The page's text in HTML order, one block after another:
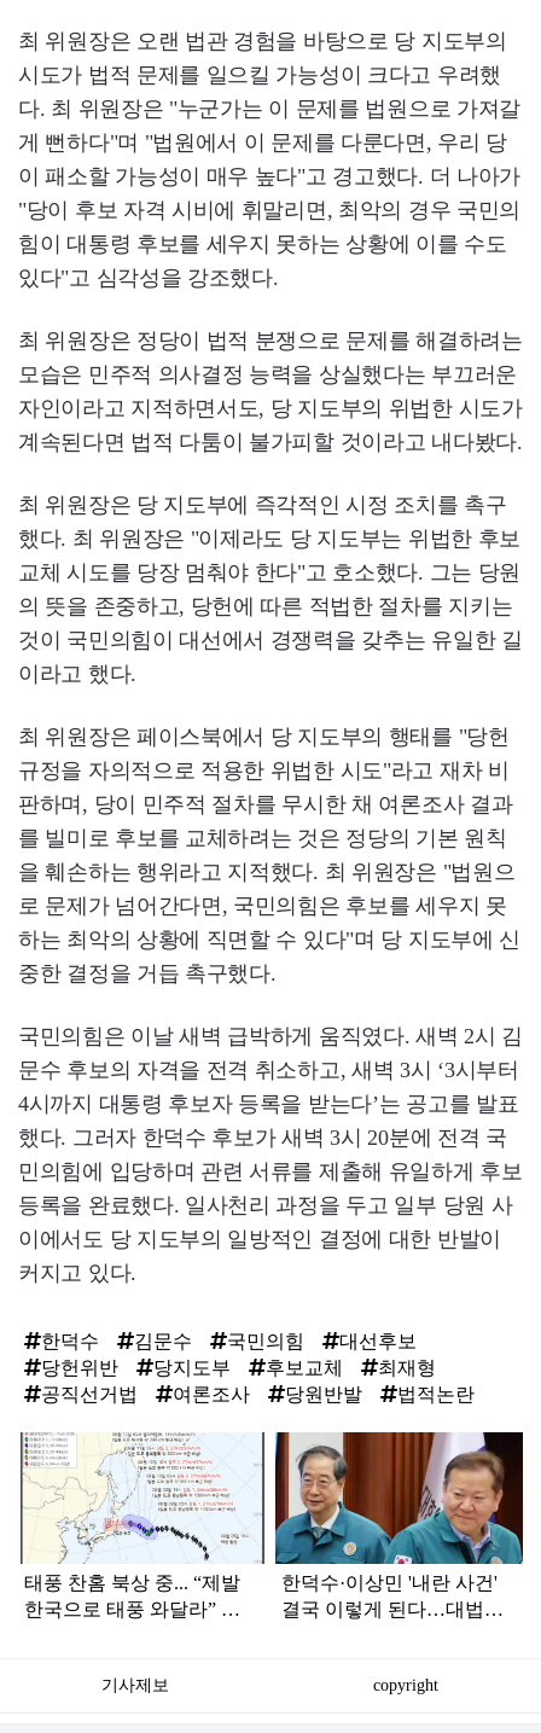
최 위원장은 오랜 법관 경험을 바탕으로 당 지도부의
시도가 법적 문제를 일으킬 가능성이 크다고 우려했
다. 최 위원장은 "누군가는 이 문제를 법원으로 가져갈
게 뻔하다"며 "법원에서 이 문제를 다룬다면, 우리 당
이 패소할 가능성이 매우 높다"고 경고했다. 더 나아가
"당이 후보 자격 시비에 휘말리면, 최악의 경우 국민의
힘이 대통령 후보를 세우지 못하는 상황에 이를 수도
있다"고 심각성을 강조했다.
최 위원장은 정당이 법적 분쟁으로 문제를 해결하려는
모습은 민주적 의사결정 능력을 상실했다는 부끄러운
자인이라고 지적하면서도, 당 지도부의 위법한 시도가
계속된다면 법적 다툼이 불가피할 것이라고 내다봤다.
최 위원장은 당 지도부에 즉각적인 시정 조치를 촉구
했다. 최 위원장은 "이제라도 당 지도부는 위법한 후보
교체 시도를 당장 멈춰야 한다"고 호소했다. 그는 당원
의 뜻을 존중하고, 당헌에 따른 적법한 절차를 지키는
것이 국민의힘이 대선에서 경쟁력을 갖추는 유일한 길
이라고 했다.
최 위원장은 페이스북에서 당 지도부의 행태를 "당헌
규정을 자의적으로 적용한 위법한 시도"라고 재차 비
판하며, 당이 민주적 절차를 무시한 채 여론조사 결과
를 빌미로 후보를 교체하려는 것은 정당의 기본 원칙
을 훼손하는 행위라고 지적했다. 최 위원장은 "법원으
로 문제가 넘어간다면, 국민의힘은 후보를 세우지 못
하는 최악의 상황에 직면할 수 있다"며 당 지도부에 신
중한 결정을 거듭 촉구했다.
국민의힘은 이날 새벽 급박하게 움직였다. 새벽 2시 김
문수 후보의 자격을 전격 취소하고, 새벽 3시 ‘3시부터
4시까지 대통령 후보자 등록을 받는다’는 공고를 발표
했다. 그러자 한덕수 후보가 새벽 3시 20분에 전격 국
민의힘에 입당하며 관련 서류를 제출해 유일하게 후보
등록을 완료했다. 일사천리 과정을 두고 일부 당원 사
이에서도 당 지도부의 일방적인 결정에 대한 반발이
커지고 있다.
한덕수 김문수 국민의힘
대선후보
당헌위반
당지도부 후보교체
최재형
공직선거법
여론조사 당원반발 법적논란
탑
라
인
태풍 찬홈 북상 중... “제발
한국으로 태풍 와달라” 말
한덕수·이상민 '내란 사건'
결국 이렇게 된다…대법원
기사제보 copyright